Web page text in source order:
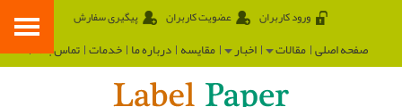
ورود کاربران عضویت کاربران پیگیری سفارش
صفحه اصلی مقالات اخبار مقایسه درباره ما خدمات تماس با ما